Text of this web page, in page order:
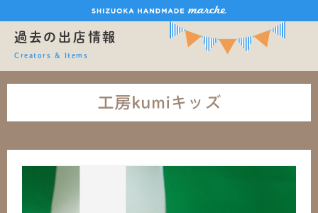
過去の出店情報
Creators & Items
工房kumiキッズ